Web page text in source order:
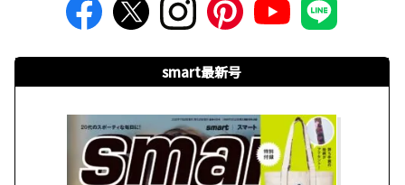
smart最新号